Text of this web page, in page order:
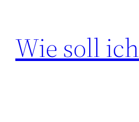
springen
Wie soll ich